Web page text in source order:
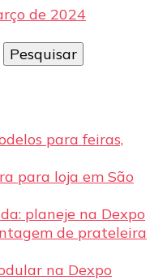
de 2024
Pesquisar
para feiras,
para loja em São
planeje na Dexpo
de prateleira
na Dexpo